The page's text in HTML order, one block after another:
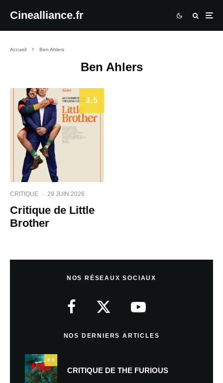
Cinealliance.fr
Accueil Ben Ahlers
Ben Ahlers
3.5
CRITIQUE · 29 JUIN 2026
Critique de Little
Brother
NOS RÉSEAUX SOCIAUX
NOS DERNIERS ARTICLES
9.5
CRITIQUE DE THE FURIOUS